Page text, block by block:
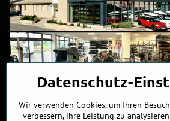
Datenschutz-
Wir verwenden Cookies, um Ihren
verbessern, ihre Leistung zu